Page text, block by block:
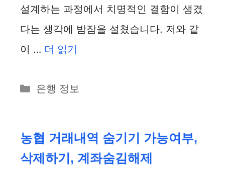
설계하는 과정에서 치명적인 결함이 생겼
다는 생각에 밤잠을 설쳤습니다. 저와 같
이 … 더 읽기
카
리
은행 정보
농협 거래내역 숨기기 가능여부,
삭제하기, 계좌숨김해제